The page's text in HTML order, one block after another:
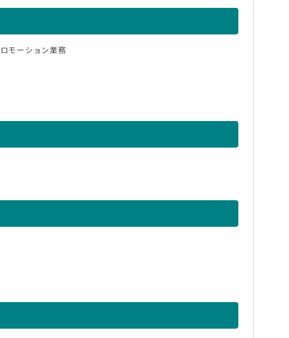
モーション業務